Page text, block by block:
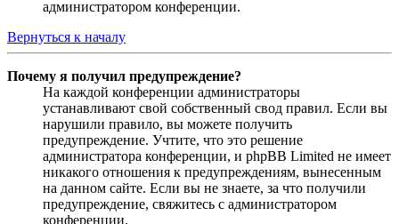
администратором конференции.
Вернуться к началу
Почему я получил предупреждение?
На каждой конференции администраторы
устанавливают свой собственный свод правил. Если вы
нарушили правило, вы можете получить
предупреждение. Учтите, что это решение
администратора конференции, и phpBB Limited не имеет
никакого отношения к предупреждениям, вынесенным
на данном сайте. Если вы не знаете, за что получили
предупреждение, свяжитесь с администратором
конференции.